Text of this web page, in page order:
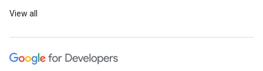
View all